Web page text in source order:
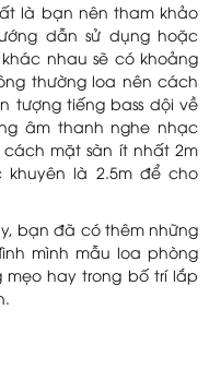
là bạn nên tham khảo
dẫn sử dụng hoặc
nhau sẽ có khoảng
thường loa nên cách
tượng tiếng bass dội về
âm thanh nghe nhạc
mặt sàn ít nhất 2m
là 2.5m để cho
bạn đã có thêm những
mình mẫu loa phòng
hay trong bố trí lắp